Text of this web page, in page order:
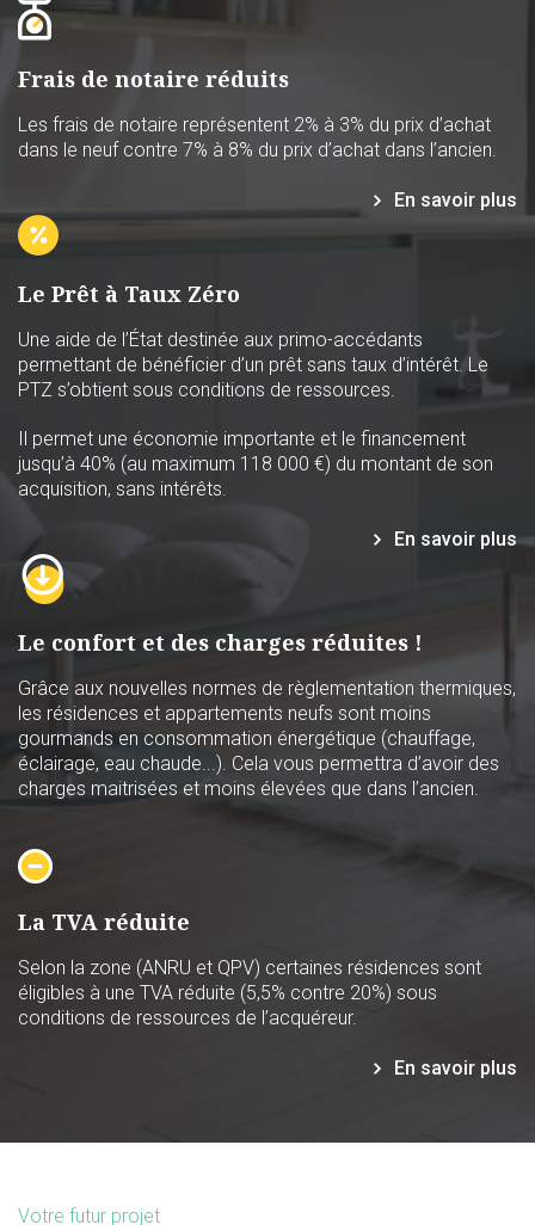
Frais de notaire réduits
Les frais de notaire représentent 2% à 3% du prix d’achat
dans le neuf contre 7% à 8% du prix d’achat dans l’ancien.
En savoir plus
Le Prêt à Taux Zéro
Une aide de l’État destinée aux primo-accédants
permettant de bénéficier d’un prêt sans taux d’intérêt. Le
PTZ s’obtient sous conditions de ressources.
Il permet une économie importante et le financement
jusqu’à 40% (au maximum 118 000 €) du montant de son
acquisition, sans intérêts.
En savoir plus
Le confort et des charges réduites !
Grâce aux nouvelles normes de règlementation thermiques,
les résidences et appartements neufs sont moins
gourmands en consommation énergétique (chauffage,
éclairage, eau chaude...). Cela vous permettra d’avoir des
charges maitrisées et moins élevées que dans l’ancien.
La TVA réduite
Selon la zone (ANRU et QPV) certaines résidences sont
éligibles à une TVA réduite (5,5% contre 20%) sous
conditions de ressources de l’acquéreur.
En savoir plus
Votre futur projet